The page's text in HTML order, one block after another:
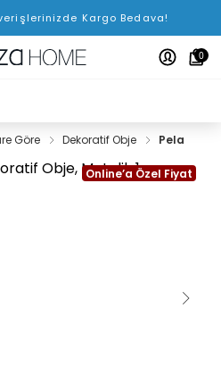
Kargo Bedava!
0
Göre Dekoratif Obje Pela
Online’a Özel Fiyat